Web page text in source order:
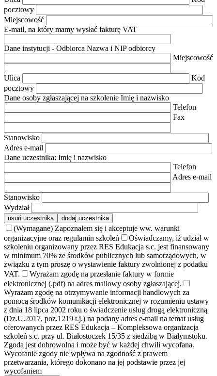
pocztowy
Miejscowość
E-mail, na który mamy wysłać fakturę VAT
Dane instytucji - Odbiorca Nazwa i NIP odbiorcy
Miejscowość
Ulica
Kod
pocztowy
Dane osoby zgłaszającej na szkolenie Imię i nazwisko
Telefon
Fax
Stanowisko
Adres e-mail
Dane uczestnika: Imię i nazwisko
Telefon
Adres e-mail
Stanowisko
Wydział
usuń uczestnika dodaj uczestnika
(Wymagane) Zapoznałem się i akceptuje ww. warunki
organizacyjne oraz regulamin szkoleń
Oświadczamy, iż udział w
szkoleniu organizowany przez RES Edukacja s.c. jest finansowany
w minimum 70% ze środków publicznych lub samorządowych, w
związku z tym proszę o wystawienie faktury zwolnionej z podatku
VAT.
Wyrażam zgodę na przesłanie faktury w formie
elektronicznej (.pdf) na adres mailowy osoby zgłaszającej.
Wyrażam zgodę na otrzymywanie informacji handlowych za
pomocą środków komunikacji elektronicznej w rozumieniu ustawy
z dnia 18 lipca 2002 roku o świadczenie usług drogą elektroniczną
(Dz.U.2017, poz.1219 t.j.) na podany adres e-mail na temat usług
oferowanych przez RES Edukacja – Kompleksowa organizacja
szkoleń s.c. przy ul. Białostoczek 15/35 z siedzibą w Białymstoku.
Zgoda jest dobrowolna i może być w każdej chwili wycofana.
Wycofanie zgody nie wpływa na zgodność z prawem
przetwarzania, którego dokonano na jej podstawie przez jej
wycofaniem